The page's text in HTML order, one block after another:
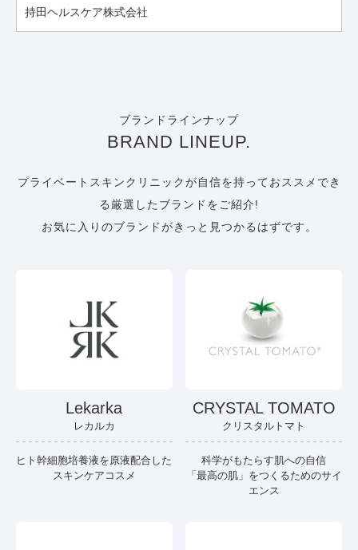
持田ヘルスケア株式会社
ブランドラインナップ
BRAND LINEUP.
プライベートスキンクリニックが自信を持っておススメでき
る厳選したブランドをご紹介!
お気に入りのブランドがきっと見つかるはずです。
Lekarka
レカルカ
ヒト幹細胞培養液を原液配合した
スキンケアコスメ
CRYSTAL TOMATO
クリスタルトマト
科学がもたらす肌への自信
「最高の肌」をつくるためのサイ
エンス